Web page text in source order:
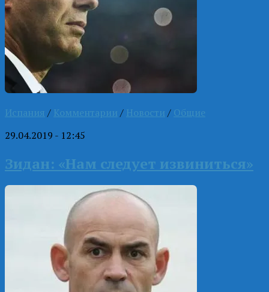
Испания / Комментарии / Новости / Общие
29.04.2019 - 12:45
Зидан: «Нам следует извиниться»